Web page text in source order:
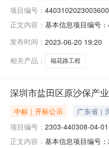
项目编号：
正文内容： 基本信息项目编号
止时间：2023-06-
发布时间： 2023-06-20 19:20
相关产品：
福花路工程
深圳市盐田区原沙保产
中标｜开标公示
广东省｜
项目编号： 2303-440308-04-
正文内容： 基本信息项目编号